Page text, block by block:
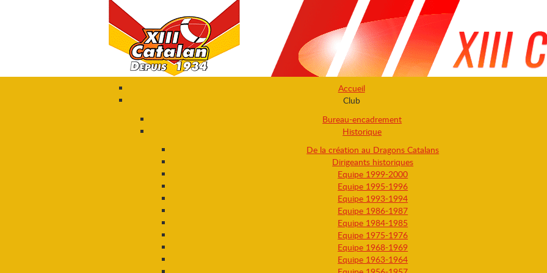
Accueil
Club
Bureau-encadrement
Historique
De la création au Dragons Catalans
Dirigeants historiques
Equipe 1999-2000
Equipe 1995-1996
Equipe 1993-1994
Equipe 1986-1987
Equipe 1984-1985
Equipe 1975-1976
Equipe 1968-1969
Equipe 1963-1964